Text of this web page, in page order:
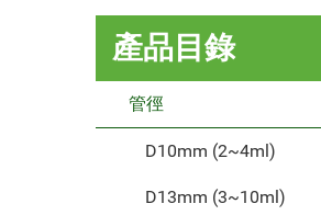
產品目錄
管徑
D10mm (2~4ml)
D13mm (3~10ml)